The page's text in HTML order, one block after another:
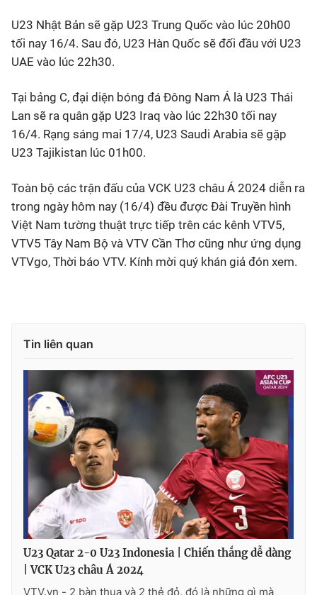
U23 Nhật Bản sẽ gặp U23 Trung Quốc vào lúc 20h00
tối nay 16/4. Sau đó, U23 Hàn Quốc sẽ đối đầu với U23
UAE vào lúc 22h30.
Tại bảng C, đại diện bóng đá Đông Nam Á là U23 Thái
Lan sẽ ra quân gặp U23 Iraq vào lúc 22h30 tối nay
16/4. Rạng sáng mai 17/4, U23 Saudi Arabia sẽ gặp
U23 Tajikistan lúc 01h00.
Toàn bộ các trận đấu của VCK U23 châu Á 2024 diễn ra
trong ngày hôm nay (16/4) đều được Đài Truyền hình
Việt Nam tường thuật trực tiếp trên các kênh VTV5,
VTV5 Tây Nam Bộ và VTV Cần Thơ cũng như ứng dụng
VTVgo, Thời báo VTV. Kính mời quý khán giả đón xem.
Tin liên quan
U23 Qatar 2-0 U23 Indonesia | Chiến thắng dễ dàng
| VCK U23 châu Á 2024
VTV.vn - 2 bàn thua và 2 thẻ đỏ, đó là những gì mà